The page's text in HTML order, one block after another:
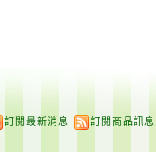
訂閱最新消息 訂閱商品訊息